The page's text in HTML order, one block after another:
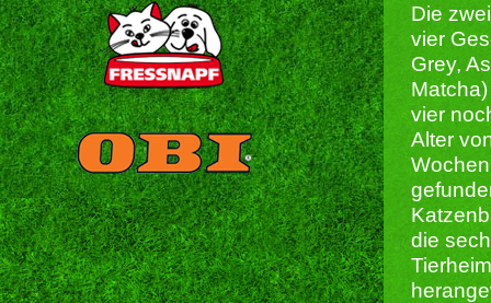
Die
vier
Grey,
vier
Alter
die